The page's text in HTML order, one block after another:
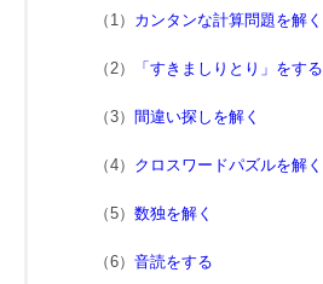
カンタンな計算問題を解く
「すきましりとり」をする
間違い探しを解く
クロスワードパズルを解く
数独を解く
音読をする